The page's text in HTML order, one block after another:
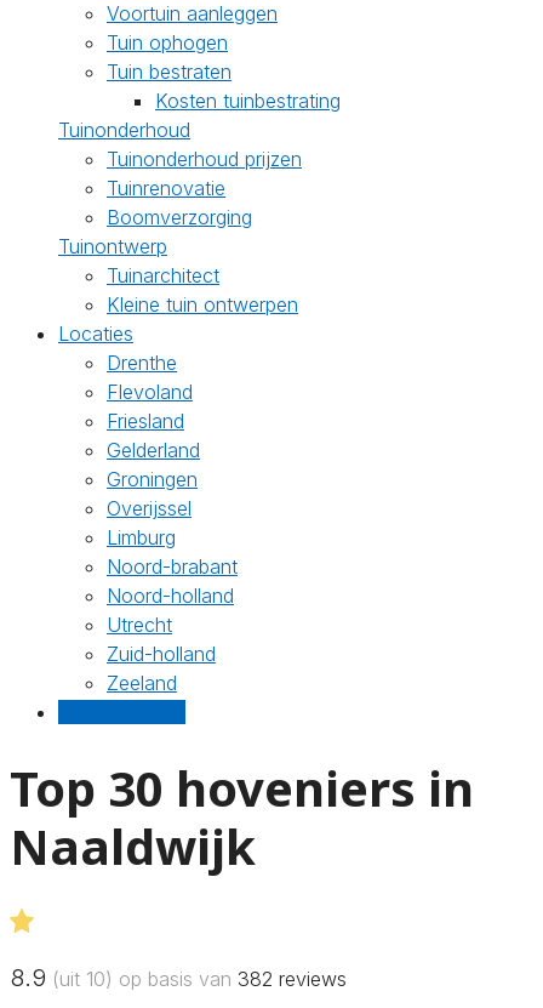
Voortuin aanleggen
Tuin ophogen
Tuin bestraten
Kosten tuinbestrating
Tuinonderhoud
Tuinonderhoud prijzen
Tuinrenovatie
Boomverzorging
Tuinontwerp
Tuinarchitect
Kleine tuin ontwerpen
Locaties
Drenthe
Flevoland
Friesland
Gelderland
Groningen
Overijssel
Limburg
Noord-brabant
Noord-holland
Utrecht
Zuid-holland
Zeeland
Top 30 hoveniers in
Naaldwijk
8.9 (uit 10) op basis van 382 reviews